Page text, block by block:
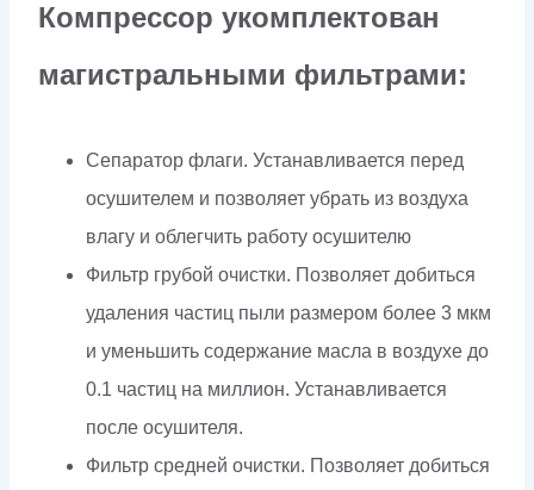
Компрессор укомплектован
магистральными фильтрами:
Сепаратор флаги. Устанавливается перед
осушителем и позволяет убрать из воздуха
влагу и облегчить работу осушителю
Фильтр грубой очистки. Позволяет добиться
удаления частиц пыли размером более 3 мкм
и уменьшить содержание масла в воздухе до
0.1 частиц на миллион. Устанавливается
после осушителя.
Фильтр средней очистки. Позволяет добиться